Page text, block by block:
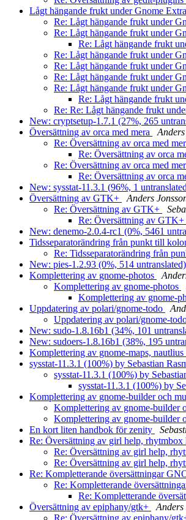
Lågt hängande frukt under Gnome
Re: Lågt hängande frukt under
Re: Lågt hängande frukt under
Re: Lågt hängande frukt
Re: Lågt hängande frukt under
Re: Lågt hängande frukt under
Re: Lågt hängande frukt under
Re: Lågt hängande frukt under
Re: Lågt hängande frukt
Re: Re: Lågt hängande frukt
New: cryptsetup-1.7.1 (27%, 265
Översättning av orca med mera
Re: Översättning av orca med
Re: Översättning av orca
Re: Översättning av orca med
Re: Översättning av orca
New: sysstat-11.3.1 (96%, 1
Översättning av GTK+
Anders
Re: Översättning av GTK+
Re: Översättning av GTK+
New: denemo-2.0.4-rc1 (0%, 5461
Tidsseparatorändring från punkt till
Re: Tidsseparatorändring från
New: pies-1.2.93 (0%, 514 untranslated)
Komplettering av gnome-photos
Komplettering av gnome-photos
Komplettering av gnome-
Uppdatering av polari/gnome-todo
Uppdatering av polari/gnome-
New: sudo-1.8.16b1 (34%, 101
New: sudoers-1.8.16b1 (38%, 195
Komplettering av gnome-maps,
sysstat-11.3.1 (100%) by Sebastian
sysstat-11.3.1 (100%) by
sysstat-11.3.1 (100%) by
Komplettering av gnome-builder och
Komplettering av gnome-builder
Komplettering av gnome-builder
En kort liten handbok för zenity
Re: Översättning av girl help,
Re: Översättning av girl help,
Re: Översättning av girl help,
Re: Kompletterande översättningar
Re: Kompletterande
Re: Kompletterande
Översättning av epiphany/gtk+
Anders